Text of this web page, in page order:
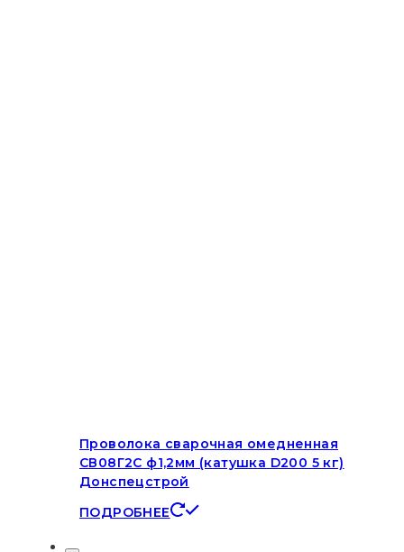
Проволока сварочная омедненная
СВ08Г2С ф1,2мм (катушка D200 5 кг)
Донспецстрой
ПОДРОБНЕЕ